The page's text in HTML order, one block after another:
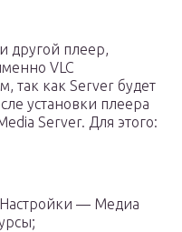
другой плеер,
VLC
так как Server будет
установки плеера
Server. Для этого:
— Медиа